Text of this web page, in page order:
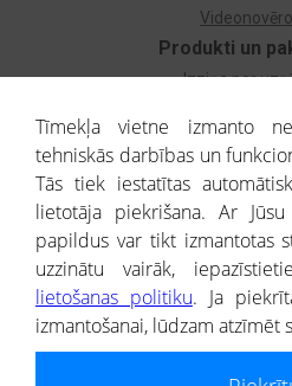
Produkti un
Izziņa par
Dzimtas
Uzņēmumu
Kredītizziņa par
® CREDITREFORM Latvija
SIA
Tīmekļa vietne izmanto
tehniskās darbības un
Tās tiek iestatītas
lietotāja piekrišana. Ar
papildus var tikt izmantotas
uzzinātu vairāk,
lietošanas politiku. Ja
izmantošanai, lūdzam atzīmēt